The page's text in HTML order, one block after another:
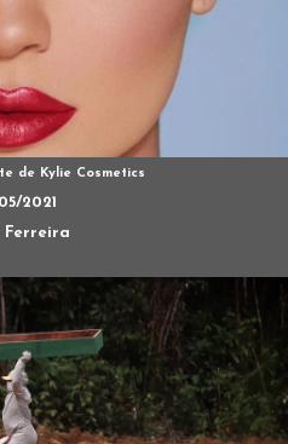
de Kylie Cosmetics
2021
Ferreira